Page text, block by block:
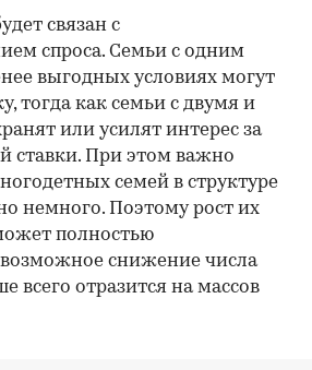
связан с
спроса. Семьи с одним
выгодных условиях могут
тогда как семьи с двумя и
или усилят интерес за
ставки. При этом важно
семей в структуре
немного. Поэтому рост их
полностью
снижение числа
всего отразится на массов